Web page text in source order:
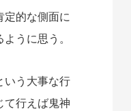
的な側面に
うに思う。
いう大事な行
て行えば鬼神